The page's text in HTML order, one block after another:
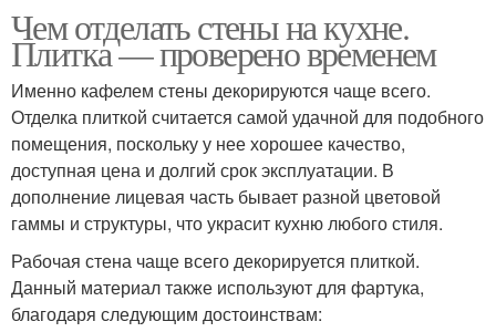
Чем отделать стены на кухне.
Плитка — проверено временем
Именно кафелем стены декорируются чаще всего.
Отделка плиткой считается самой удачной для подобного
помещения, поскольку у нее хорошее качество,
доступная цена и долгий срок эксплуатации. В
дополнение лицевая часть бывает разной цветовой
гаммы и структуры, что украсит кухню любого стиля.
Рабочая стена чаще всего декорируется плиткой.
Данный материал также используют для фартука,
благодаря следующим достоинствам: